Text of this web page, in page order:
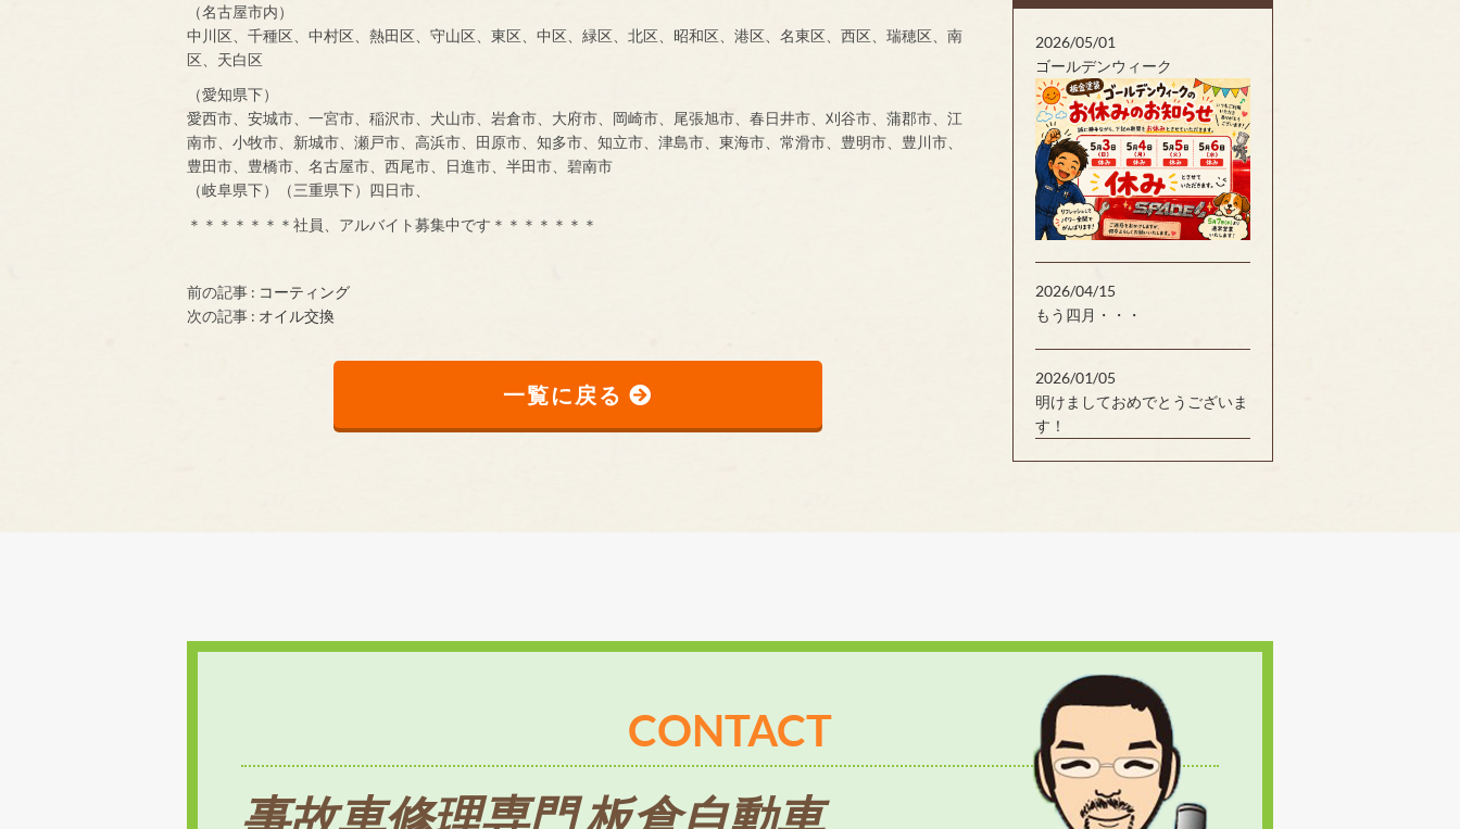
（名古屋市内）
中川区、千種区、中村区、熱田区、守山区、東区、中区、緑区、北区、昭和区、港区、名東区、西区、瑞穂区、南
区、天白区
（愛知県下）
愛西市、安城市、一宮市、稲沢市、犬山市、岩倉市、大府市、岡崎市、尾張旭市、春日井市、刈谷市、蒲郡市、江
南市、小牧市、新城市、瀬戸市、高浜市、田原市、知多市、知立市、津島市、東海市、常滑市、豊明市、豊川市、
豊田市、豊橋市、名古屋市、西尾市、日進市、半田市、碧南市
（岐阜県下）（三重県下）四日市、
＊＊＊＊＊＊＊社員、アルバイト募集中です＊＊＊＊＊＊＊
前の記事 : コーティング
次の記事 : オイル交換
一覧に戻る
2026/05/01
ゴールデンウィーク
2026/04/15
もう四月・・・
2026/01/05
明けましておめでとうございま
す！
CONTACT
事故車修理専門 板倉自動車